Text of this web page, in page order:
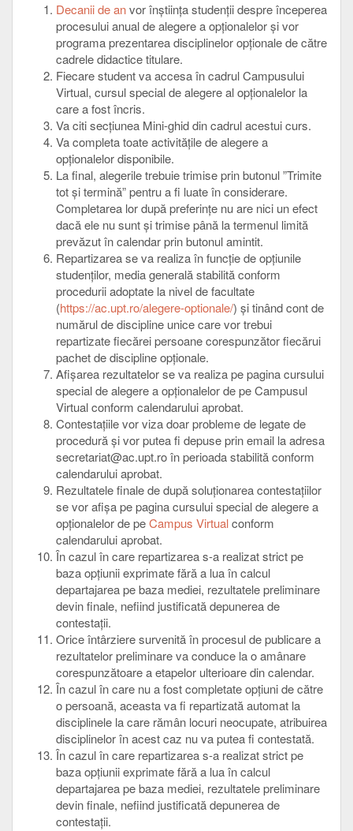
Decanii de anvor înştiinţa studenţii despre începerea
procesului anual de alegere a opţionalelor şi vor
programa prezentarea disciplinelor opţionale de către
cadrele didactice titulare.
Fiecare student va accesa în cadrul Campusului
Virtual, cursul special de alegere al opționalelor la
care a fost încris.
Va citi secțiunea Mini-ghid din cadrul acestui curs.
Va completa toate activitățile de alegere a
opționalelor disponibile.
La final, alegerile trebuie trimise prin butonul ”Trimite
tot și termină” pentru a fi luate în considerare.
Completarea lor după preferințe nu are nici un efect
dacă ele nu sunt și trimise până la termenul limită
prevăzut în calendar prin butonul amintit.
Repartizarea se va realiza în funcție de opțiunile
studenților, media generală stabilită conform
procedurii adoptate la nivel de facultate
(https://ac.upt.ro/alegere-optionale/) și tinând cont de
numărul de discipline unice care vor trebui
repartizate fiecărei persoane corespunzător fiecărui
pachet de discipline opționale.
Afișarea rezultatelor se va realiza pe pagina cursului
special de alegere a opționalelor de pe Campusul
Virtual conform calendarului aprobat.
Contestațiile vor viza doar probleme de legate de
procedură și vor putea fi depuse prin email la adresa
secretariat@ac.upt.ro în perioada stabilită conform
calendarului aprobat.
Rezultatele finale de după soluționarea contestațiilor
se vor afișa pe pagina cursului special de alegere a
opționalelor de peCampus Virtualconform
calendarului aprobat.
În cazul în care repartizarea s-a realizat strict pe
baza opțiunii exprimate fără a lua în calcul
departajarea pe baza mediei, rezultatele preliminare
devin finale, nefiind justificată depunerea de
contestații.
Orice întârziere survenită în procesul de publicare a
rezultatelor preliminare va conduce la o amânare
corespunzătoare a etapelor ulterioare din calendar.
În cazul în care nu a fost completate opțiuni de către
o persoană, aceasta va fi repartizată automat la
disciplinele la care rămân locuri neocupate, atribuirea
disciplinelor în acest caz nu va putea fi contestată.
În cazul în care repartizarea s-a realizat strict pe
baza opțiunii exprimate fără a lua în calcul
departajarea pe baza mediei, rezultatele preliminare
devin finale, nefiind justificată depunerea de
contestații.